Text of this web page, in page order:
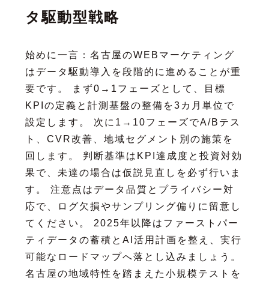
タ駆動型戦略
始めに一言：名古屋のWEBマーケティング
はデータ駆動導入を段階的に進めることが重
要です。 まず0→1フェーズとして、目標
KPIの定義と計測基盤の整備を3カ月単位で
設定します。 次に1→10フェーズでA/Bテス
ト、CVR改善、地域セグメント別の施策を
回します。 判断基準はKPI達成度と投資対効
果で、未達の場合は仮説見直しを必ず行いま
す。 注意点はデータ品質とプライバシー対
応で、ログ欠損やサンプリング偏りに留意し
てください。 2025年以降はファーストパー
ティデータの蓄積とAI活用計画を整え、実行
可能なロードマップへ落とし込みましょう。
名古屋の地域特性を踏まえた小規模テストを